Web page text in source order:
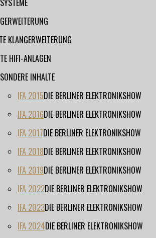
KLANGERWEITERUNG
HIFI-ANLAGEN
INHALTE
IFA 2015DIE BERLINER ELEKTRONIKSHOW
IFA 2016DIE BERLINER ELEKTRONIKSHOW
IFA 2017DIE BERLINER ELEKTRONIKSHOW
IFA 2018DIE BERLINER ELEKTRONIKSHOW
IFA 2019DIE BERLINER ELEKTRONIKSHOW
IFA 2022DIE BERLINER ELEKTRONIKSHOW
IFA 2023DIE BERLINER ELEKTRONIKSHOW
IFA 2024DIE BERLINER ELEKTRONIKSHOW